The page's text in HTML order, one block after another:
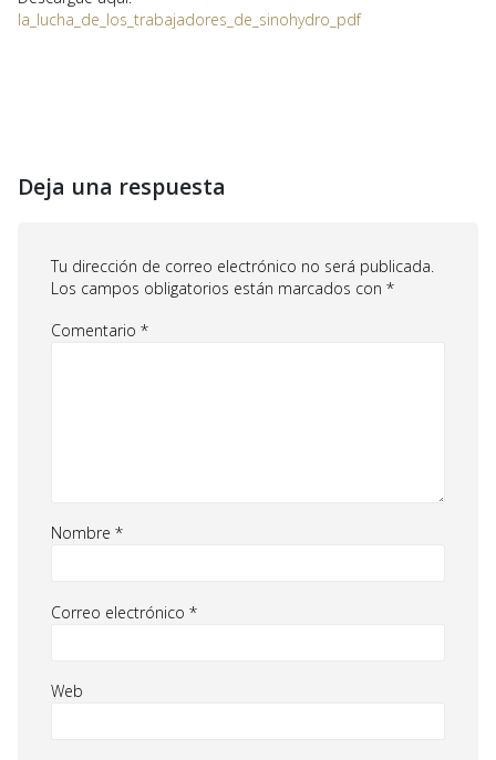
la_lucha_de_los_trabajadores_de_sinohydro_pdf
Deja una respuesta
Tu dirección de correo electrónico no será publicada.
Los campos obligatorios están marcados con *
Comentario *
Nombre *
Correo electrónico *
Web